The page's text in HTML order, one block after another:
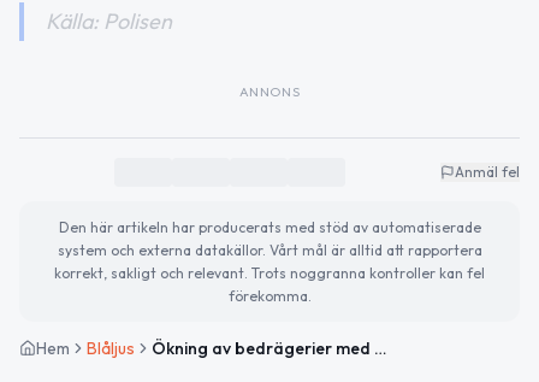
Källa: Polisen
ANNONS
Anmäl fel
Den här artikeln har producerats med stöd av automatiserade
system och externa datakällor. Vårt mål är alltid att rapportera
korrekt, sakligt och relevant. Trots noggranna kontroller kan fel
förekomma.
Hem Blåljus Ökning av bedrägerier med falska trafikböter i Blekinge län